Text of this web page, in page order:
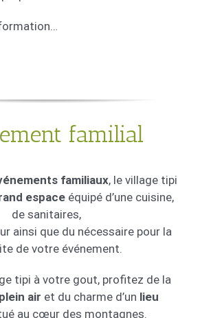
familial
familiaux, le village tipi
espaceéquipé d’une cuisine,
de sanitaires,
ainsi que du nécessaire pour la
de votre événement.
tipi à votre gout, profitez de la
air et du charme d’un lieu
au cœur des montagnes.